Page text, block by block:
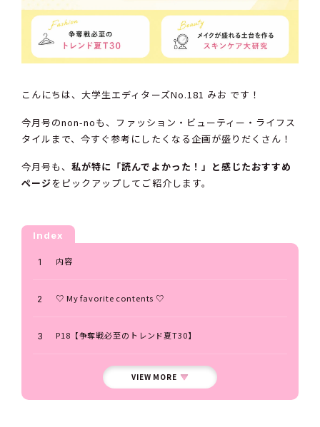
こんにちは、大学生エディターズNo.181 みお です！
今月号のnon-noも、ファッション・ビューティー・ライフス
タイルまで、今すぐ参考にしたくなる企画が盛りだくさん！
今月号も、私が特に「読んでよかった！」と感じたおすすめ
ページをピックアップしてご紹介します。
Index
内容
♡ My favorite contents ♡
P18【争奪戦必至のトレンド夏T30】
VIEW MORE